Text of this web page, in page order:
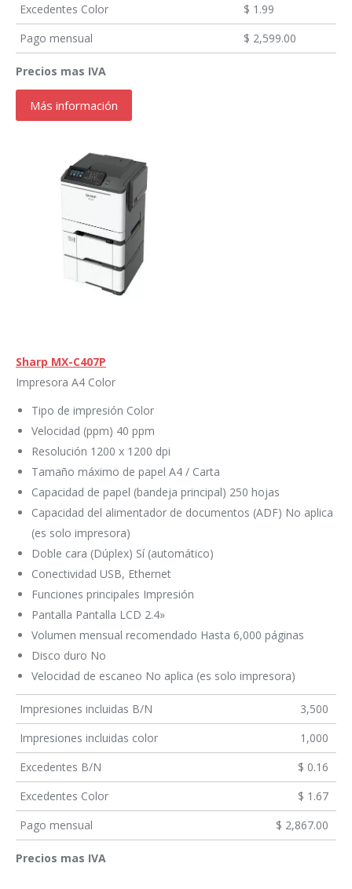
Excedentes Color
$ 1.99
Pago mensual
$ 2,599.00
Precios mas IVA
Más información
Sharp MX-C407P
Impresora A4 Color
Tipo de impresión Color
Velocidad (ppm) 40 ppm
Resolución 1200 x 1200 dpi
Tamaño máximo de papel A4 / Carta
Capacidad de papel (bandeja principal) 250 hojas
Capacidad del alimentador de documentos (ADF) No aplica
(es solo impresora)
Doble cara (Dúplex) Sí (automático)
Conectividad USB, Ethernet
Funciones principales Impresión
Pantalla Pantalla LCD 2.4»
Volumen mensual recomendado Hasta 6,000 páginas
Disco duro No
Velocidad de escaneo No aplica (es solo impresora)
Impresiones incluidas B/N
3,500
Impresiones incluidas color
1,000
Excedentes B/N
$ 0.16
Excedentes Color
$ 1.67
Pago mensual
$ 2,867.00
Precios mas IVA